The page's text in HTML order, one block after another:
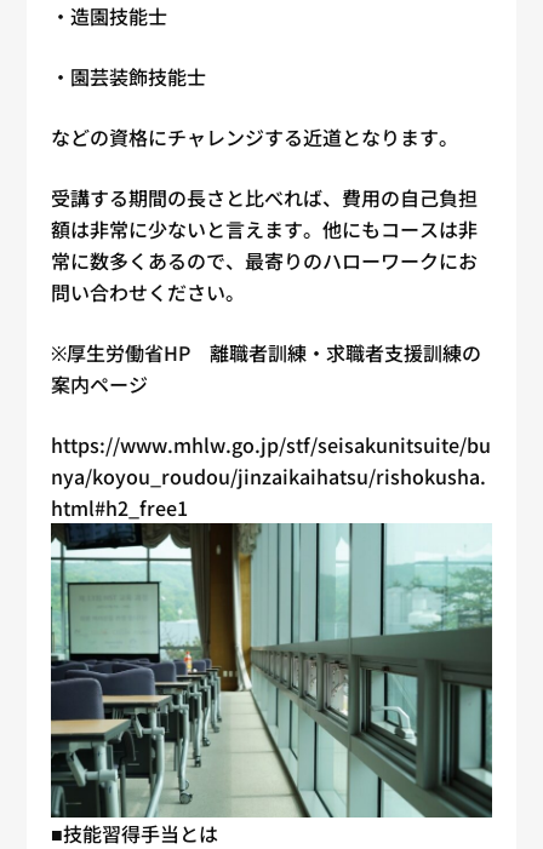
・造園技能士
・園芸装飾技能士
などの資格にチャレンジする近道となります。
受講する期間の長さと比べれば、費用の自己負担
額は非常に少ないと言えます。他にもコースは非
常に数多くあるので、最寄りのハローワークにお
問い合わせください。
※厚生労働省HP 離職者訓練・求職者支援訓練の
案内ページ
https://www.mhlw.go.jp/stf/seisakunitsuite/bu
nya/koyou_roudou/jinzaikaihatsu/rishokusha.
html#h2_free1
■技能習得手当とは